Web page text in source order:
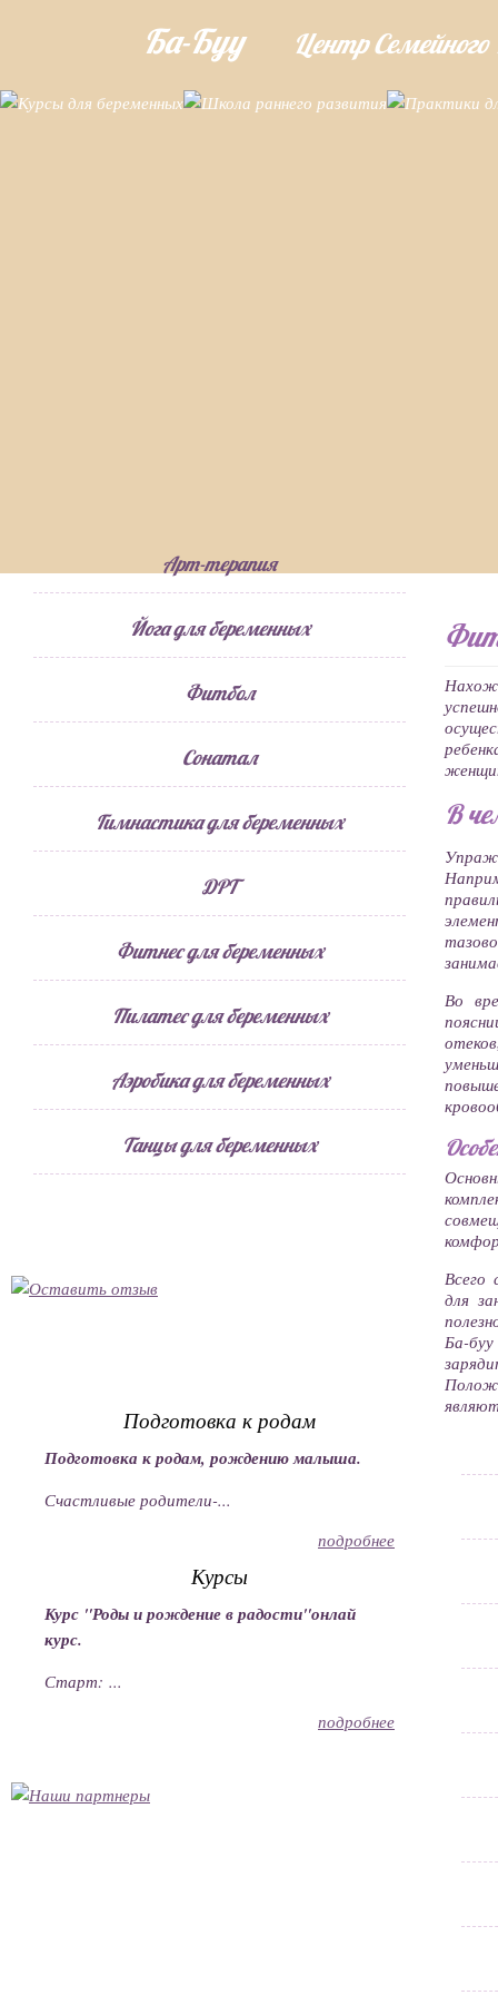
Ба-Буу Центр
Арт-терапия
Йога для беременных
Фитбол
Сонатал
Гимнастика для беременных
ДРТ
Фитнес для беременных
Пилатес для беременных
Аэробика для беременных
Танцы для беременных
Подготовка к родам
Подготовка к родам, рождению малыша.
Счастливые родители-...
подробнее
Курсы
Курс "Роды и рождение в радости"онлай
курс.
Старт: ...
подробнее
В
Во
Всего
для
Ба-